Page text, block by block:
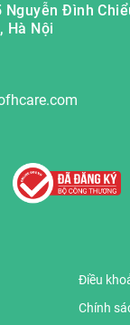
Nguyễn Đình
Hà Nội
Điều
Chính